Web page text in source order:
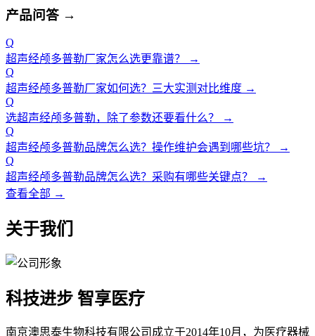
产品问答 →
Q
超声经颅多普勒厂家怎么选更靠谱？
→
Q
超声经颅多普勒厂家如何选？三大实测对比维度 →
Q
选超声经颅多普勒，除了参数还要看什么？
→
Q
超声经颅多普勒品牌怎么选？操作维护会遇到哪些坑？
→
Q
超声经颅多普勒品牌怎么选？采购有哪些关键点？
→
查看全部 →
关于我们
科技进步 智享医疗
南京澳思泰生物科技有限公司成立于2014年10月，为医疗器械